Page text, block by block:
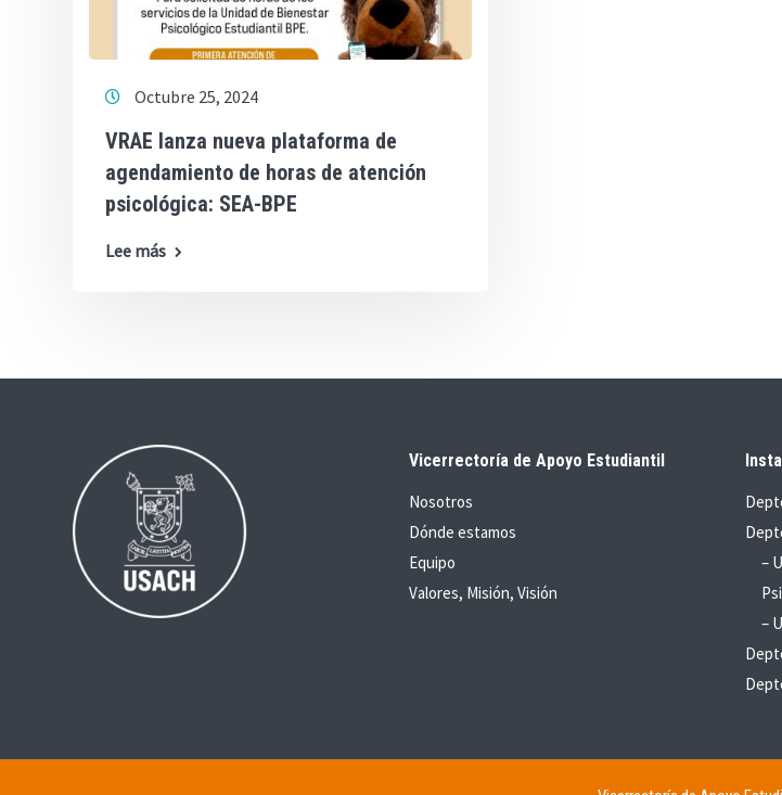
Octubre 25, 2024
VRAE lanza nueva plataforma de
agendamiento de horas de atención
psicológica: SEA-BPE
Lee más
Vicerrectoría de Apoyo Estudiantil
Nosotros
Dónde estamos
Equipo
Valores, Misión, Visión
–
–